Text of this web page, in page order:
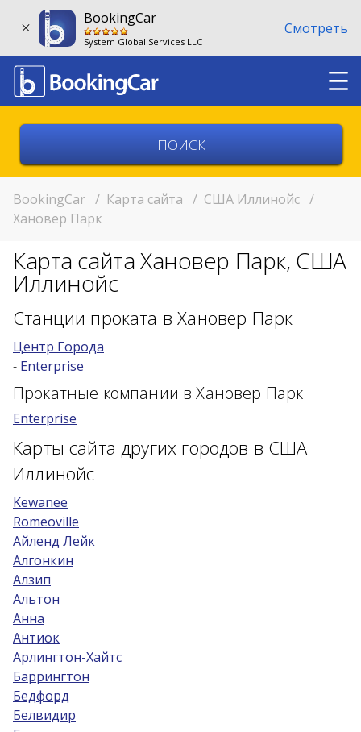
BookingCar
System Global Services LLC
Смотреть
Выберите город
Возврат в другом месте?
Возраст 25-70 лет?
Купон/промо
BookingCar / Карта сайта / США Иллинойс /
Хановер Парк
Карта сайта Хановер Парк, США
Иллинойс
Станции проката в Хановер Парк
Центр Города
- Enterprise
Прокатные компании в Хановер Парк
Enterprise
Карты сайта других городов в США
Иллинойс
Kewanee
Romeoville
Айленд Лейк
Алгонкин
Алзип
Альтон
Анна
Антиок
Арлингтон-Хайтс
Баррингтон
Бедфорд
Белвидир